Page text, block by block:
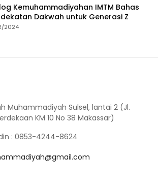
Kemuhammadiyahan IMTM Bahas
Dakwah untuk Generasi Z
2024
Muhammadiyah Sulsel, lantai 2 (Jl.
KM 10 No 38 Makassar)
: 0853-4244-8624